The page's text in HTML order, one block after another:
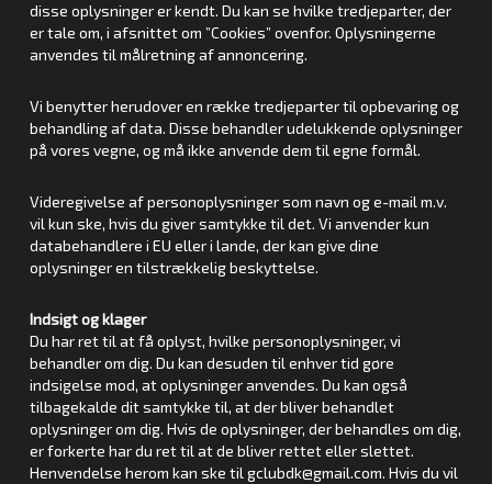
disse oplysninger er kendt. Du kan se hvilke tredjeparter, der
er tale om, i afsnittet om ”Cookies” ovenfor. Oplysningerne
anvendes til målretning af annoncering.
Vi benytter herudover en række tredjeparter til opbevaring og
behandling af data. Disse behandler udelukkende oplysninger
på vores vegne, og må ikke anvende dem til egne formål.
Videregivelse af personoplysninger som navn og e-mail m.v.
vil kun ske, hvis du giver samtykke til det. Vi anvender kun
databehandlere i EU eller i lande, der kan give dine
oplysninger en tilstrækkelig beskyttelse.
Indsigt og klager
Du har ret til at få oplyst, hvilke personoplysninger, vi
behandler om dig. Du kan desuden til enhver tid gøre
indsigelse mod, at oplysninger anvendes. Du kan også
tilbagekalde dit samtykke til, at der bliver behandlet
oplysninger om dig. Hvis de oplysninger, der behandles om dig,
er forkerte har du ret til at de bliver rettet eller slettet.
Henvendelse herom kan ske til gclubdk@gmail.com. Hvis du vil